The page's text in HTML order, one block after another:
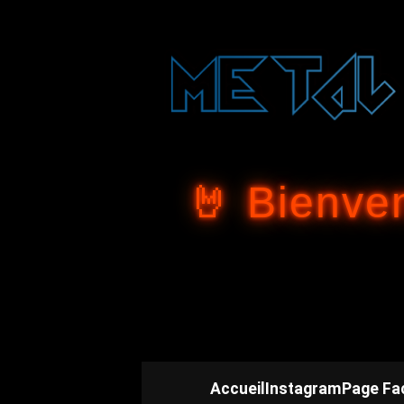
🤘
Accueil Instagram Page